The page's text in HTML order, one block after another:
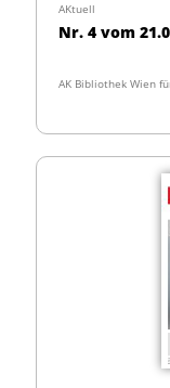
AKtuell
Nr. 4 vom
AK Bibliothek Wien